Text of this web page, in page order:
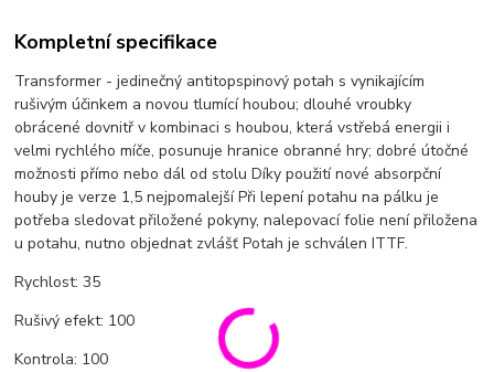
Kompletní specifikace
Transformer - jedinečný antitopspinový potah s vynikajícím
rušivým účinkem a novou tlumící houbou; dlouhé vroubky
obrácené dovnitř v kombinaci s houbou, která vstřebá energii i
velmi rychlého míče, posunuje hranice obranné hry; dobré útočné
možnosti přímo nebo dál od stolu Díky použití nové absorpční
houby je verze 1,5 nejpomalejší Při lepení potahu na pálku je
potřeba sledovat přiložené pokyny, nalepovací folie není přiložena
u potahu, nutno objednat zvlášť Potah je schválen ITTF.
Rychlost: 35
Rušivý efekt: 100
Kontrola: 100